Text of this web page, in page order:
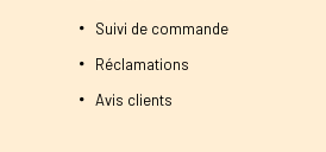
Suivi de commande
Réclamations
Avis clients